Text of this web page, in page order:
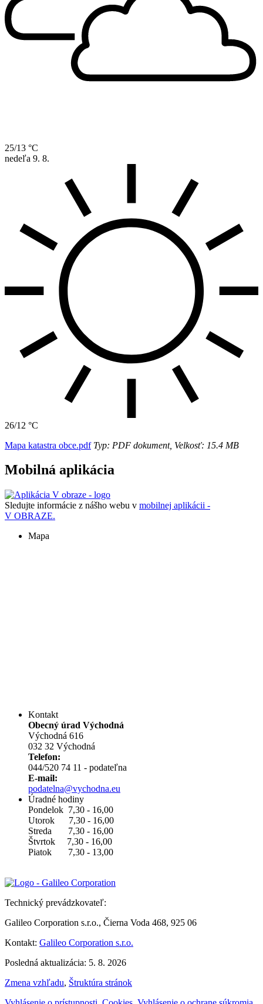
25/13 °C
nedeľa 9. 8.
26/12 °C
Mapa katastra obce.pdfTyp: PDF dokument, Velkosť: 15.4 MB
Mobilná aplikácia
Sledujte informácie z nášho webu v mobilnej aplikácii -
V OBRAZE.
Mapa
Kontakt
Obecný úrad Východná
Východná 616
032 32 Východná
Telefon:
044/520 74 11 - podateľna
E-mail:
podatelna@vychodna.eu
Úradné hodiny
Pondelok 7,30 - 16,00
Utorok 7,30 - 16,00
Streda 7,30 - 16,00
Štvrtok 7,30 - 16,00
Piatok 7,30 - 13,00
Technický prevádzkovateľ:
Galileo Corporation s.r.o., Čierna Voda 468, 925 06
Kontakt: Galileo Corporation s.r.o.
Posledná aktualizácia: 5. 8. 2026
Zmena vzhľadu, Štruktúra stránok